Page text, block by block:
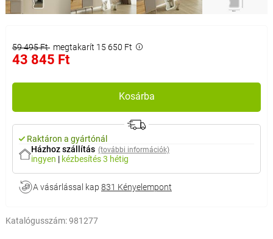
59 495 Ft megtakarít 15 650 Ft
43 845 Ft
Kosárba
Raktáron a gyártónál
Házhoz szállítás (további információk)
ingyen | kézbesítés3 hétig
A vásárlással kap 831 Kényelempont
Katalógusszám:981277